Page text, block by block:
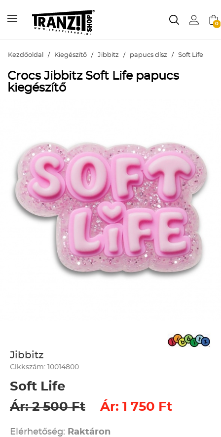
0
Kezdőoldal / Kiegészítő / Jibbitz / papucs dísz / Soft Life
Crocs Jibbitz Soft Life papucs
kiegészítő
Jibbitz
Cikkszám: 10014800
Soft Life
Ár: 2 500 Ft
Ár: 1 750 Ft
Elérhetőség: Raktáron